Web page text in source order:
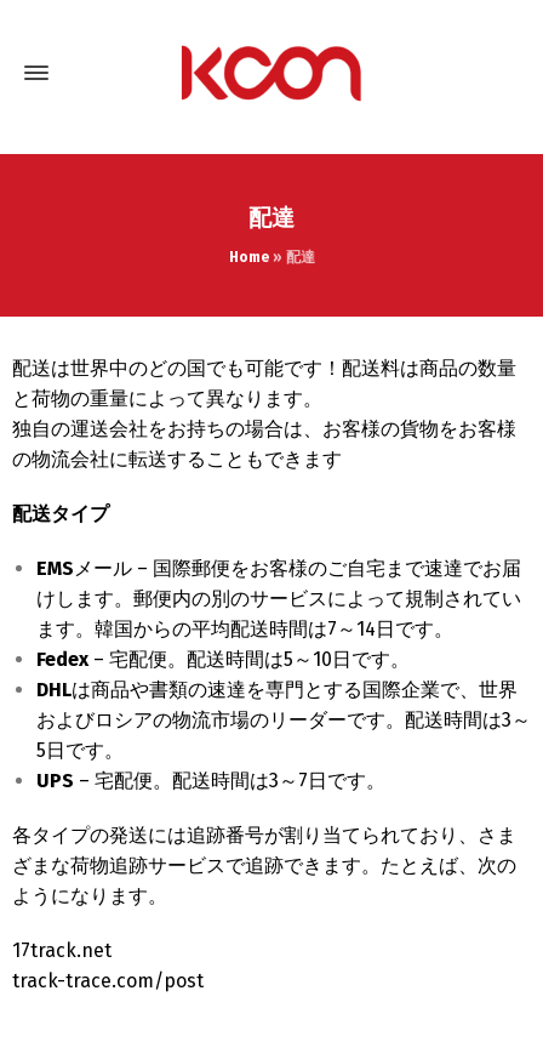
配達
Home» 配達
配送は世界中のどの国でも可能です！配送料は商品の数量
と荷物の重量によって異なります。
独自の運送会社をお持ちの場合は、お客様の貨物をお客様
の物流会社に転送することもできます
配送タイプ
EMSメール – 国際郵便をお客様のご自宅まで速達でお届
けします。郵便内の別のサービスによって規制されてい
ます。韓国からの平均配送時間は7～14日です。
Fedex– 宅配便。配送時間は5～10日です。
DHLは商品や書類の速達を専門とする国際企業で、世界
およびロシアの物流市場のリーダーです。配送時間は3～
5日です。
UPS – 宅配便。配送時間は3～7日です。
各タイプの発送には追跡番号が割り当てられており、さま
ざまな荷物追跡サービスで追跡できます。たとえば、次の
ようになります。
17track.net
track-trace.com/post